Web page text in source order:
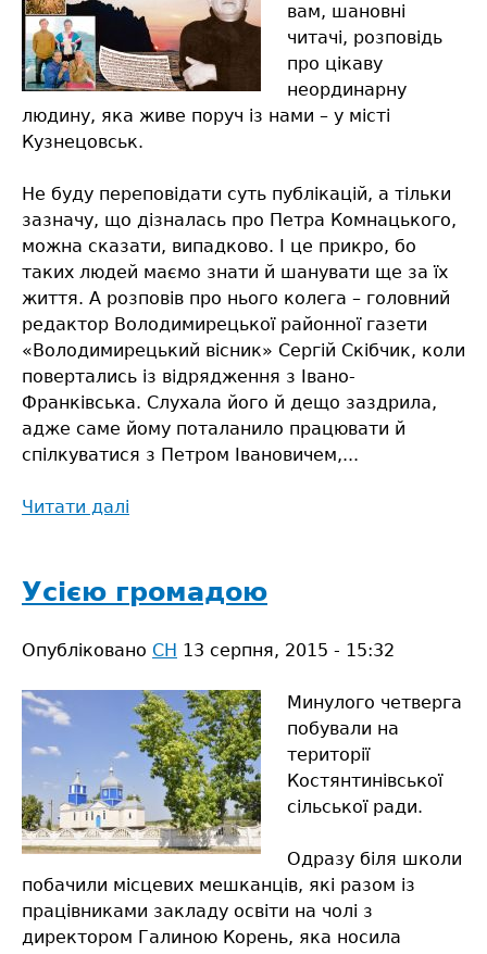
вам, шановні
читачі, розповідь
про цікаву
неординарну
людину, яка живе поруч із нами – у місті
Кузнецовськ.
Не буду переповідати суть публікацій, а тільки
зазначу, що дізналась про Петра Комнацького,
можна сказати, випадково. І це прикро, бо
таких людей маємо знати й шанувати ще за їх
життя. А розповів про нього колега – головний
редактор Володимирецької районної газети
«Володимирецький вісник» Сергій Скібчик, коли
повертались із відрядження з Івано-
Франківська. Слухала його й дещо заздрила,
адже саме йому поталанило працювати й
спілкуватися з Петром Івановичем,...
Читати далі
повірити
у
свого
народу,
той
має
повірити
сам»
Усією громадою
Опубліковано СН 13 серпня, 2015 - 15:32
Минулого четверга
побували на
території
Костянтинівської
сільської ради.
Одразу біля школи
побачили місцевих мешканців, які разом із
працівниками закладу освіти на чолі з
директором Галиною Корень, яка носила